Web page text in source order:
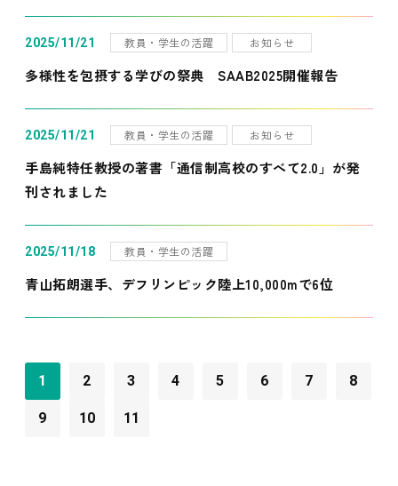
2025/11/21 教員・学生の活躍 お知らせ
多様性を包摂する学びの祭典 SAAB2025開催報告
2025/11/21 教員・学生の活躍 お知らせ
手島純特任教授の著書「通信制高校のすべて2.0」が発
刊されました
2025/11/18 教員・学生の活躍
青山拓朗選手、デフリンピック陸上10,000mで6位
1 2 3 4 5 6 7 8
9 10 11